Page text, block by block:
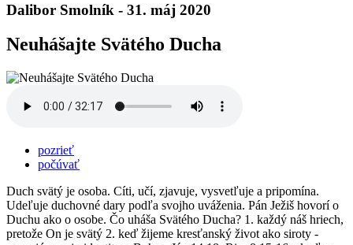
Dalibor Smolník - 31. máj 2020
Neuhášajte Svätého Ducha
pozrieť
počúvať
Duch svätý je osoba. Cíti, učí, zjavuje, vysvetľuje a pripomína.
Udeľuje duchovné dary podľa svojho uváženia. Pán Ježiš hovorí o
Duchu ako o osobe. Čo uháša Svätého Ducha? 1. každý náš hriech,
pretože On je svätý 2. keď žijeme kresťanský život ako siroty -